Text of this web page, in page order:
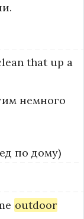
that up a
немного
по дому)
outdoor